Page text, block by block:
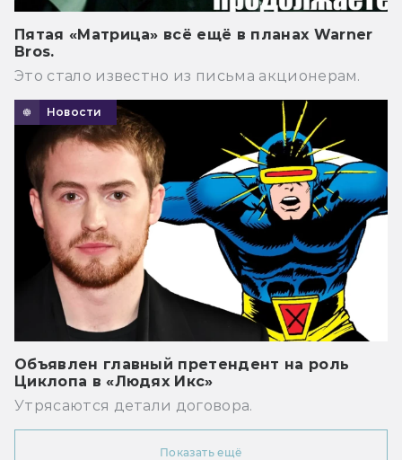
Пятая «Матрица» всё ещё в планах Warner
Bros.
Это стало известно из письма акционерам.
Новости
Объявлен главный претендент на роль
Циклопа в «Людях Икс»
Утрясаются детали договора.
Показать ещё